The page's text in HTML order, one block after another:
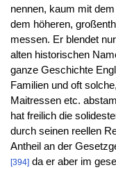
nennen, kaum mit
dem höheren,
messen. Er blendet
alten historischen
ganze Geschichte
Familien und oft
Maitressen etc.
hat freilich die
durch seinen reellen
Antheil an der
[394]da er aber im